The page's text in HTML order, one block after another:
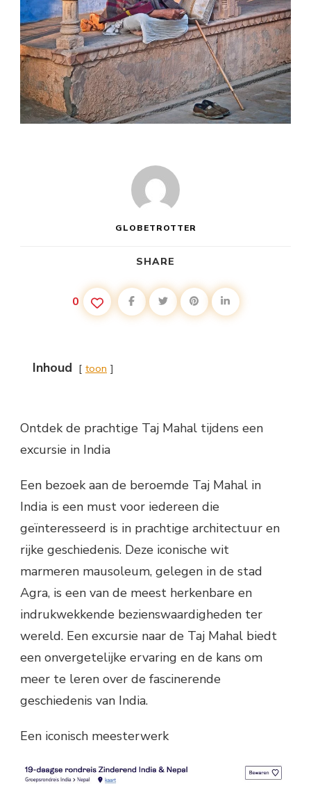
GLOBETROTTER
SHARE
0
Inhoud toon
Ontdek de prachtige Taj Mahal tijdens een
excursie in India
Een bezoek aan de beroemde Taj Mahal in
India is een must voor iedereen die
geïnteresseerd is in prachtige architectuur en
rijke geschiedenis. Deze iconische wit
marmeren mausoleum, gelegen in de stad
Agra, is een van de meest herkenbare en
indrukwekkende bezienswaardigheden ter
wereld. Een excursie naar de Taj Mahal biedt
een onvergetelijke ervaring en de kans om
meer te leren over de fascinerende
geschiedenis van India.
Een iconisch meesterwerk